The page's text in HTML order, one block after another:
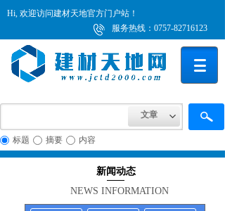
Hi, 欢迎访问建材天地官方门户站！
服务热线：0757-82716123
文章
标题 摘要 内容
新闻动态
NEWS INFORMATION